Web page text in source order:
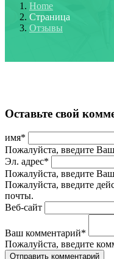
Home
Страница
Отзывы
Оставьте свой
имя*
Пожалуйста, введите
Эл. адрес*
Пожалуйста, введите
Пожалуйста, введите
почты.
Веб-сайт
Ваш комментарий*
Пожалуйста, введите